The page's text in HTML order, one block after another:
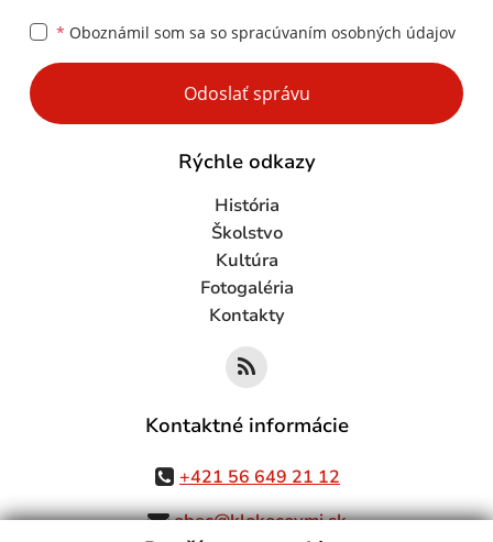
* Oboznámil som sa so spracúvaním osobných údajov
Google reCaptcha Response
Odoslať správu
Rýchle odkazy
História
Školstvo
Kultúra
Fotogaléria
Kontakty
Kontaktné informácie
+421 56 649 21 12
obec@klokocovmi.sk